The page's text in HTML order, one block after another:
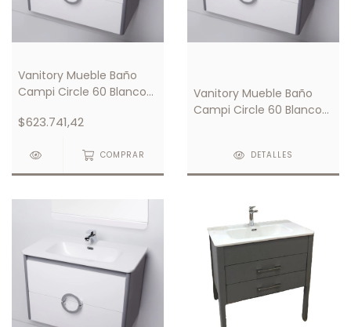
Vanitory Mueble Baño
Campi Circle 60 Blanco/
Orificios
$623.741,42
COMPRAR
Vanitory Mueble Baño
Campi Circle 60 Blanco/
DETALLES